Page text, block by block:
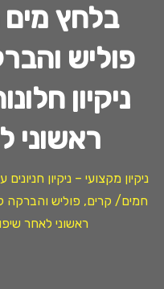
בלחץ
פוליש
ניקיון
ראשוני
ניקיון מקצועי – ניקיון
חמים/ קרים, פוליש והברקה
ראשוני לאחר